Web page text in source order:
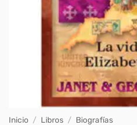
Inicio / Libros / Biografías